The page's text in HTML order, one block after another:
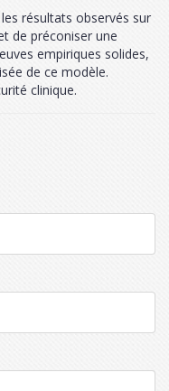
résultats observés sur
de préconiser une
empiriques solides,
de ce modèle.
clinique.